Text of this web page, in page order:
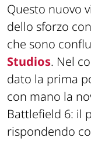
Questo nuovo
dello sforzo
che sono
Studios. Nel
dato la prima
con mano la
Battlefield 6: il
rispondendo